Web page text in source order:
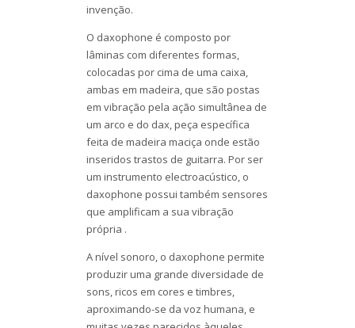
invenção.
O daxophone é composto por
lâminas com diferentes formas,
colocadas por cima de uma caixa,
ambas em madeira, que são postas
em vibração pela ação simultânea de
um arco e do dax, peça específica
feita de madeira maciça onde estão
inseridos trastos de guitarra. Por ser
um instrumento electroacústico, o
daxophone possui também sensores
que amplificam a sua vibração
própria .
A nível sonoro, o daxophone permite
produzir uma grande diversidade de
sons, ricos em cores e timbres,
aproximando-se da voz humana, e